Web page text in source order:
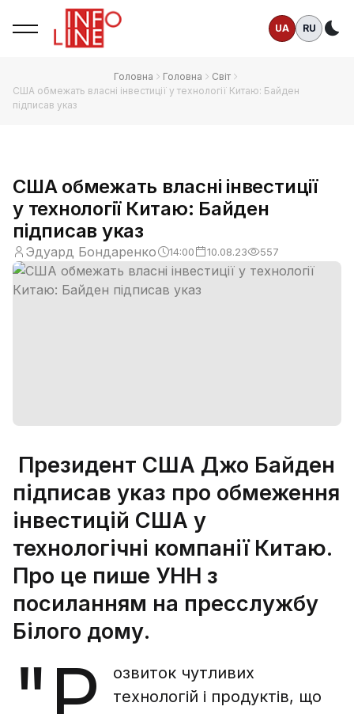
UA RU
Головна Головна
Світ
США обмежать власні інвестиції у технології Китаю: Байден
підписав указ
США обмежать власні інвестиції
у технології Китаю: Байден
підписав указ
Эдуард Бондаренко 14:00 10.08.23 557
Президент США Джо Байден
підписав указ про обмеження
інвестицій США у
технологічні компанії Китаю.
Про це пише УНН з
посиланням на пресслужбу
Білого дому.
озвиток чутливих
технологій і продуктів, що